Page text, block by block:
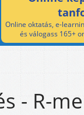
Online oktatás, e-
és válogass 165+
- R-